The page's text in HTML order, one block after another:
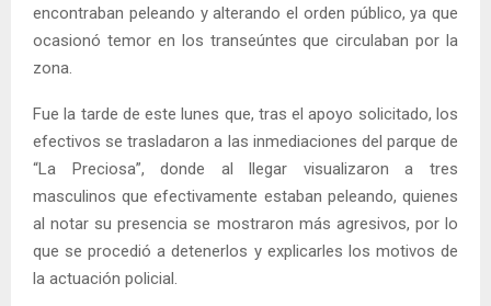
encontraban peleando y alterando el orden público, ya que
ocasionó temor en los transeúntes que circulaban por la
zona.
Fue la tarde de este lunes que, tras el apoyo solicitado, los
efectivos se trasladaron a las inmediaciones del parque de
“La Preciosa”, donde al llegar visualizaron a tres
masculinos que efectivamente estaban peleando, quienes
al notar su presencia se mostraron más agresivos, por lo
que se procedió a detenerlos y explicarles los motivos de
la actuación policial.